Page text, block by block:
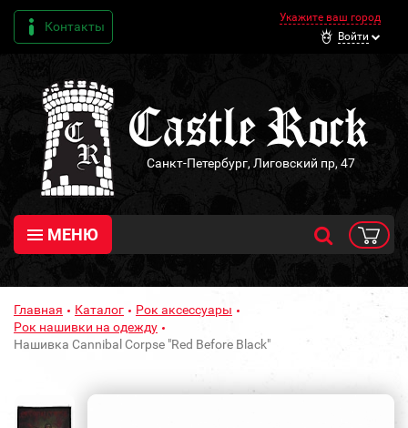
Контакты
Укажите ваш город
Войти
Санкт-Петербург, Лиговский пр, 47
МЕНЮ
Главная Каталог
Рок аксессуары
Рок нашивки на одежду
Нашивка Cannibal Corpse "Red Before Black"